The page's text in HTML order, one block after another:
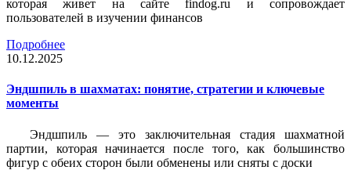
которая живет на сайте findog.ru и сопровождает
пользователей в изучении финансов
Подробнее
10.12.2025
Эндшпиль в шахматах: понятие, стратегии и ключевые
моменты
Эндшпиль — это заключительная стадия шахматной
партии, которая начинается после того, как большинство
фигур с обеих сторон были обменены или сняты с доски